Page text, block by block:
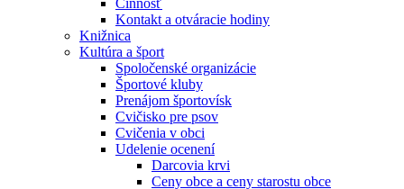
Činnosť
Kontakt a otváracie hodiny
Knižnica
Kultúra a šport
Spoločenské organizácie
Športové kluby
Prenájom športovísk
Cvičisko pre psov
Cvičenia v obci
Udelenie ocenení
Darcovia krvi
Ceny obce a ceny starostu obce